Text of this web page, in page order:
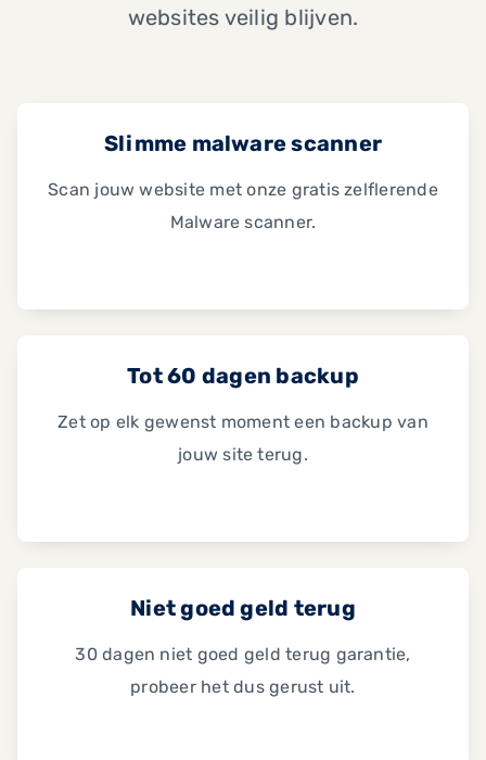
websites veilig blijven.
Slimme malware scanner
Scan jouw website met onze gratis zelflerende
Malware scanner.
Tot 60 dagen backup
Zet op elk gewenst moment een backup van
jouw site terug.
Niet goed geld terug
30 dagen niet goed geld terug garantie,
probeer het dus gerust uit.